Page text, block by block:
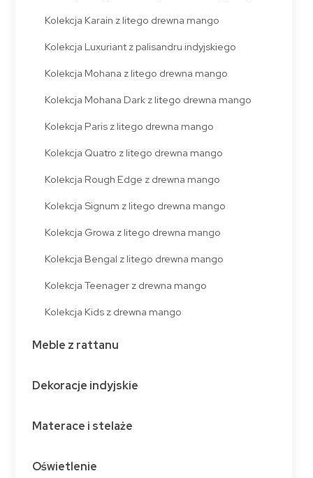
Kolekcja Karain z litego drewna mango
Kolekcja Luxuriant z palisandru indyjskiego
Kolekcja Mohana z litego drewna mango
Kolekcja Mohana Dark z litego drewna mango
Kolekcja Paris z litego drewna mango
Kolekcja Quatro z litego drewna mango
Kolekcja Rough Edge z drewna mango
Kolekcja Signum z litego drewna mango
Kolekcja Growa z litego drewna mango
Kolekcja Bengal z litego drewna mango
Kolekcja Teenager z drewna mango
Kolekcja Kids z drewna mango
Meble z rattanu
Dekoracje indyjskie
Materace i stelaże
Oświetlenie